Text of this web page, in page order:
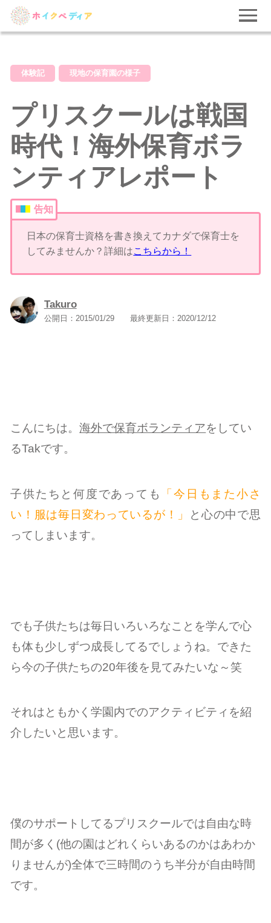
体験記 現地の保育園の様子
プリスクールは戦国
時代！海外保育ボラ
ンティアレポート
告知
日本の保育士資格を書き換えてカナダで保育士を
してみませんか？詳細はこちらから！
Takuro
公開日： 2015/01/29 最終更新日： 2020/12/12
こんにちは。海外で保育ボランティアをしてい
るTakです。
子供たちと何度であっても
「今日もまた小さ
い！服は毎日変わっているが！」
と心の中で思
ってしまいます。
でも子供たちは毎日いろいろなことを学んで心
も体も少しずつ成長してるでしょうね。できた
ら今の子供たちの20年後を見てみたいな～笑
それはともかく学園内でのアクティビティを紹
介したいと思います。
僕のサポートしてるプリスクールでは自由な時
間が多く(他の園はどれくらいあるのかはあわか
りませんが)全体で三時間のうち半分が自由時間
です。